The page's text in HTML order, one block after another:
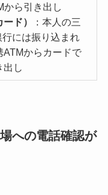
ら引き出し
ド）
：本人の三
には振り込まれ
ATMからカードで
し
への電話確認が